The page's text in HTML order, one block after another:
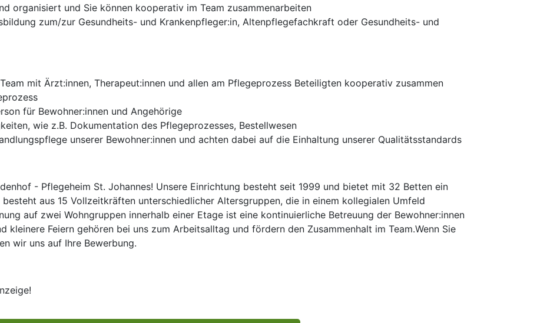
organisiert und Sie können kooperativ im Team zusammenarbeiten
zum/zur Gesundheits- und Krankenpfleger:in, Altenpflegefachkraft oder Gesundheits- und
mit Ärzt:innen, Therapeut:innen und allen am Pflegeprozess Beteiligten kooperativ zusammen
für Bewohner:innen und Angehörige
wie z.B. Dokumentation des Pflegeprozesses, Bestellwesen
unserer Bewohner:innen und achten dabei auf die Einhaltung unserer Qualitätsstandards
- Pflegeheim St. Johannes! Unsere Einrichtung besteht seit 1999 und bietet mit 32 Betten ein
aus 15 Vollzeitkräften unterschiedlicher Altersgruppen, die in einem kollegialen Umfeld
auf zwei Wohngruppen innerhalb einer Etage ist eine kontinuierliche Betreuung der Bewohner:innen
kleinere Feiern gehören bei uns zum Arbeitsalltag und fördern den Zusammenhalt im Team.Wenn Sie
wir uns auf Ihre Bewerbung.